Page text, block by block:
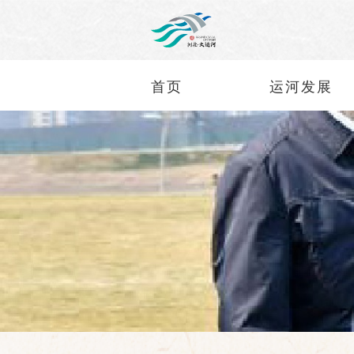
首页 运河发展